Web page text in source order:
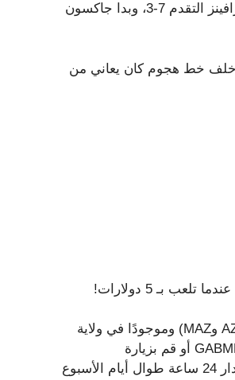
سجل ديريك هنري هدفًا في مسافة 18 ياردة في أول استحواذ لبالتيمور ليمنح فريق رافينز التقدم 7-3، وبدا جاكسون
خلف خط هجوم كان يعاني من
يجب أن يكون عمرك 18+ (19+ في AL وNE و19+ في CO لبعض الألعاب و21+ في AZ وMAZ) وموجودًا في ولاية
يعمل فيها Underdog. تشعر بالقلق إزاء اللعب الخاص بك؟ اتصل بالرقم 1-800-GABMLER أو قم بزيارة
http://www.ncpgambling.org. نيويورك: اتصل بخط HOPELINE الذي يعمل على مدار 24 ساعة طوال أيام الأسبوع